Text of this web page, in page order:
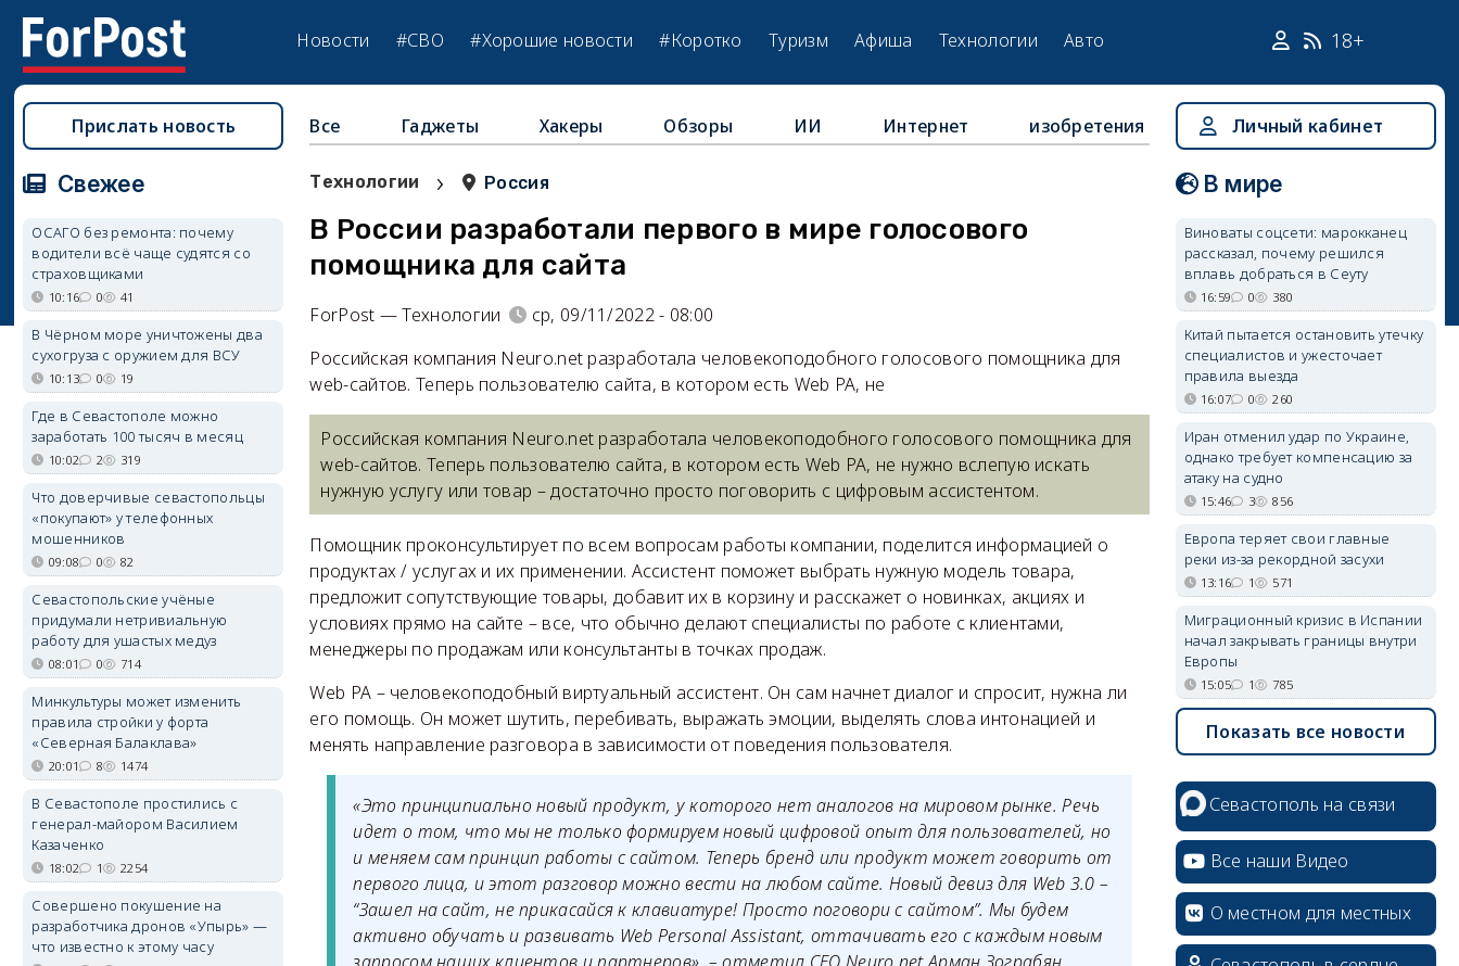
Новости #СВО #Хорошие новости #Коротко Туризм Афиша Технологии Авто 18+
Все Гаджеты Хакеры Обзоры ИИ Интернет изобретения
Технологии › Россия
В России разработали первого в мире голосового
помощника для сайта
ForPost — Технологии
ср, 09/11/2022 - 08:00
Российская компания Neuro.net разработала человекоподобного голосового помощника для
web-сайтов. Теперь пользователю сайта, в котором есть Web PA, не
Российская компания Neuro.net разработала человекоподобного голосового помощника для
web-сайтов. Теперь пользователю сайта, в котором есть Web PA, не нужно вслепую искать
нужную услугу или товар – достаточно просто поговорить с цифровым ассистентом.
Помощник проконсультирует по всем вопросам работы компании, поделится информацией о
продуктах / услугах и их применении. Ассистент поможет выбрать нужную модель товара,
предложит сопутствующие товары, добавит их в корзину и расскажет о новинках, акциях и
условиях прямо на сайте – все, что обычно делают специалисты по работе с клиентами,
менеджеры по продажам или консультанты в точках продаж.
Web PA – человекоподобный виртуальный ассистент. Он сам начнет диалог и спросит, нужна ли
его помощь. Он может шутить, перебивать, выражать эмоции, выделять слова интонацией и
менять направление разговора в зависимости от поведения пользователя.
«Это принципиально новый продукт, у которого нет аналогов на мировом рынке. Речь
идет о том, что мы не только формируем новый цифровой опыт для пользователей, но
и меняем сам принцип работы с сайтом. Теперь бренд или продукт может говорить от
первого лица, и этот разговор можно вести на любом сайте. Новый девиз для Web 3.0 –
“Зашел на сайт, не прикасайся к клавиатуре! Просто поговори с сайтом”. Мы будем
активно обучать и развивать Web Personal Assistant, оттачивать его с каждым новым
Прислать новость
Свежее
ОСАГО без ремонта: почему
водители всё чаще судятся со
страховщиками
10:16 0 41
В Чёрном море уничтожены два
сухогруза с оружием для ВСУ
10:13 0 19
Где в Севастополе можно
заработать 100 тысяч в месяц
10:02 2 319
Что доверчивые севастопольцы
«покупают» у телефонных
мошенников
09:08 0 82
Севастопольские учёные
придумали нетривиальную
работу для ушастых медуз
08:01 0 714
Минкультуры может изменить
правила стройки у форта
«Северная Балаклава»
20:01 8 1474
В Севастополе простились с
генерал-майором Василием
Казаченко
18:02 1 2254
Совершено покушение на
разработчика дронов «Упырь» —
что известно к этому часу
Личный кабинет
В мире
Виноваты соцсети: марокканец
рассказал, почему решился
вплавь добраться в Сеуту
16:59 0 380
Китай пытается остановить утечку
специалистов и ужесточает
правила выезда
16:07 0 260
Иран отменил удар по Украине,
однако требует компенсацию за
атаку на судно
15:46 3 856
Европа теряет свои главные
реки из-за рекордной засухи
13:16 1 571
Миграционный кризис в Испании
начал закрывать границы внутри
Европы
15:05 1 785
Показать все новости
Севастополь на связи
Все наши Видео
О местном для местных